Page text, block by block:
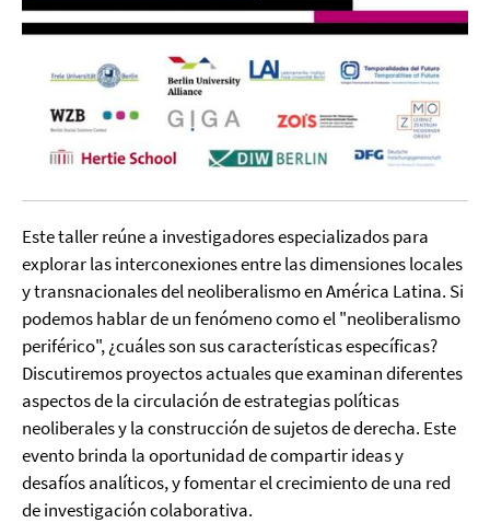
Este taller reúne a investigadores especializados para
explorar las interconexiones entre las dimensiones locales
y transnacionales del neoliberalismo en América Latina. Si
podemos hablar de un fenómeno como el "neoliberalismo
periférico", ¿cuáles son sus características específicas?
Discutiremos proyectos actuales que examinan diferentes
aspectos de la circulación de estrategias políticas
neoliberales y la construcción de sujetos de derecha. Este
evento brinda la oportunidad de compartir ideas y
desafíos analíticos, y fomentar el crecimiento de una red
de investigación colaborativa.